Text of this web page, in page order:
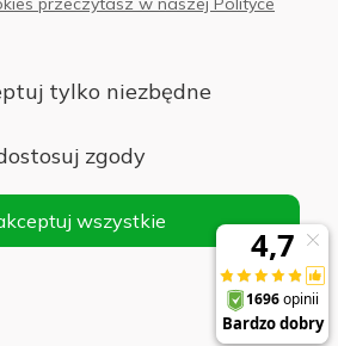
Serwis własnością:
Sp. z o.o.
Al. Jerozolimskie 176, NIP
KRS nr 0000271999
realizacja imodules
tylko niezbędne
zgody
wszystkie